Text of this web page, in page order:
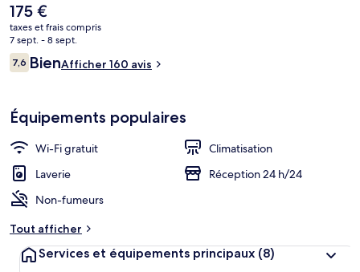
Le
prix
actuel
est
de
175 €
taxes et frais compris
7 sept. - 8 sept.
Avis
voyageurs
7,67,6 sur 10
BienAfficher 160 avis
Équipements populaires
Wi-Fi gratuit
Climatisation
Laverie
Réception 24 h/24
Non-fumeurs
Tout afficher
Services et équipements principaux (8)